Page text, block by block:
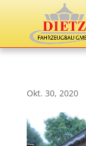
Okt. 30, 2020